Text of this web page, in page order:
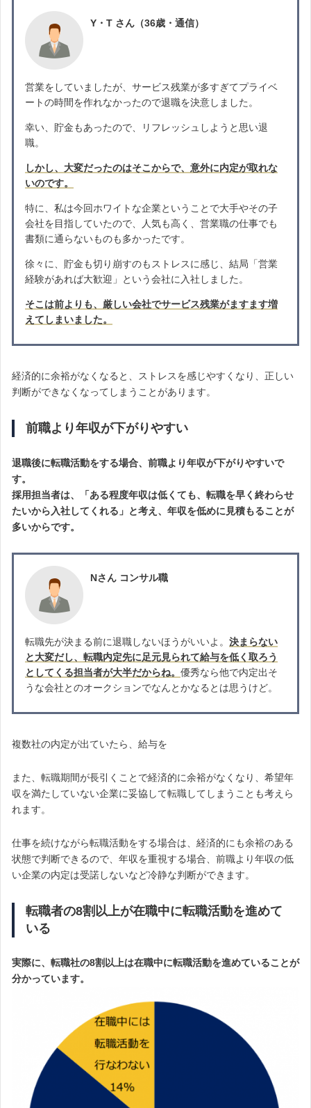
Y・T さん（36歳・通信）
営業をしていましたが、サービス残業が多すぎてプライベ
ートの時間を作れなかったので退職を決意しました。
幸い、貯金もあったので、リフレッシュしようと思い退
職。
しかし、大変だったのはそこからで、意外に内定が取れな
いのです。
特に、私は今回ホワイトな企業ということで大手やその子
会社を目指していたので、人気も高く、営業職の仕事でも
書類に通らないものも多かったです。
徐々に、貯金も切り崩すのもストレスに感じ、結局「営業
経験があれば大歓迎」という会社に入社しました。
そこは前よりも、厳しい会社でサービス残業がますます増
えてしまいました。
経済的に余裕がなくなると、ストレスを感じやすくなり、正しい
判断ができなくなってしまうことがあります。
前職より年収が下がりやすい
退職後に転職活動をする場合、前職より年収が下がりやすいで
す。
採用担当者は、「ある程度年収は低くても、転職を早く終わらせ
たいから入社してくれる」と考え、年収を低めに見積もることが
多いからです。
Nさん コンサル職
転職先が決まる前に退職しないほうがいいよ。 決まらない
と大変だし、転職内定先に足元見られて給与を低く取ろう
としてくる担当者が大半だからね。 優秀なら他で内定出そ
うな会社とのオークションでなんとかなるとは思うけど。
複数社の内定が出ていたら、給与を
また、転職期間が長引くことで経済的に余裕がなくなり、希望年
収を満たしていない企業に妥協して転職してしまうことも考えら
れます。
仕事を続けながら転職活動をする場合は、経済的にも余裕のある
状態で判断できるので、年収を重視する場合、前職より年収の低
い企業の内定は受諾しないなど冷静な判断ができます。
転職者の8割以上が在職中に転職活動を進めて
いる
実際に、転職社の8割以上は在職中に転職活動を進めていることが
分かっています。